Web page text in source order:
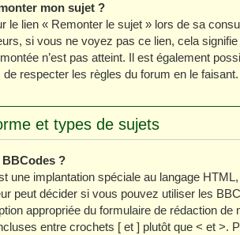
mon sujet ?
le lien « Remonter le sujet » lors de sa
si vous ne voyez pas ce lien, cela
n’est pas atteint. Il est également
respecter les règles du forum en le faisant.
et types de sujets
?
une implantation spéciale au langage
peut décider si vous pouvez utiliser les
appropriée du formulaire de rédaction
entre crochets [ et ] plutôt que < et >.